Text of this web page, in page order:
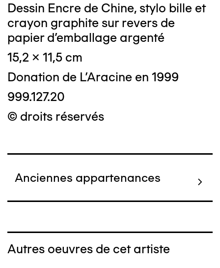
Dessin Encre de Chine, stylo bille et
crayon graphite sur revers de
papier d'emballage argenté
15,2 x 11,5 cm
Donation de L'Aracine en 1999
999.127.20
© droits réservés
Anciennes appartenances
Autres oeuvres de cet artiste